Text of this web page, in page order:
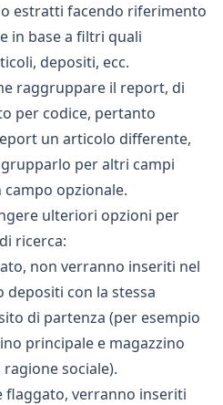
estratti facendo riferimento
in base a filtri quali
depositi, ecc.
raggruppare il report, di
per codice, pertanto
un articolo differente,
per altri campi
opzionale.
ulteriori opzioni per
ricerca:
non verranno inseriti nel
depositi con la stessa
di partenza (per esempio
principale e magazzino
sociale).
flaggato, verranno inseriti